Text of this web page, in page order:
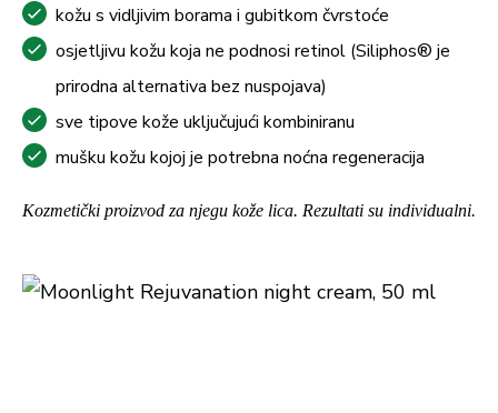
kožu s vidljivim borama i gubitkom čvrstoće
osjetljivu kožu koja ne podnosi retinol (Siliphos® je
prirodna alternativa bez nuspojava)
sve tipove kože uključujući kombiniranu
mušku kožu kojoj je potrebna noćna regeneracija
Kozmetički proizvod za njegu kože lica. Rezultati su individualni.